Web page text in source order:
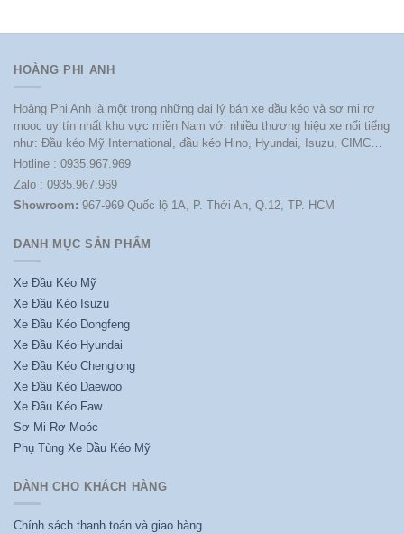
HOÀNG PHI ANH
Hoàng Phi Anh là một trong những đại lý bán xe đầu kéo và sơ mi rơ
mooc uy tín nhất khu vực miền Nam với nhiều thương hiệu xe nổi tiếng
như: Đầu kéo Mỹ International, đầu kéo Hino, Hyundai, Isuzu, CIMC…
Hotline : 0935.967.969
Zalo : 0935.967.969
Showroom: 967-969 Quốc lộ 1A, P. Thới An, Q.12, TP. HCM
DANH MỤC SẢN PHẨM
Xe Đầu Kéo Mỹ
Xe Đầu Kéo Isuzu
Xe Đầu Kéo Dongfeng
Xe Đầu Kéo Hyundai
Xe Đầu Kéo Chenglong
Xe Đầu Kéo Daewoo
Xe Đầu Kéo Faw
Sơ Mi Rơ Moóc
Phụ Tùng Xe Đầu Kéo Mỹ
DÀNH CHO KHÁCH HÀNG
Chính sách thanh toán và giao hàng